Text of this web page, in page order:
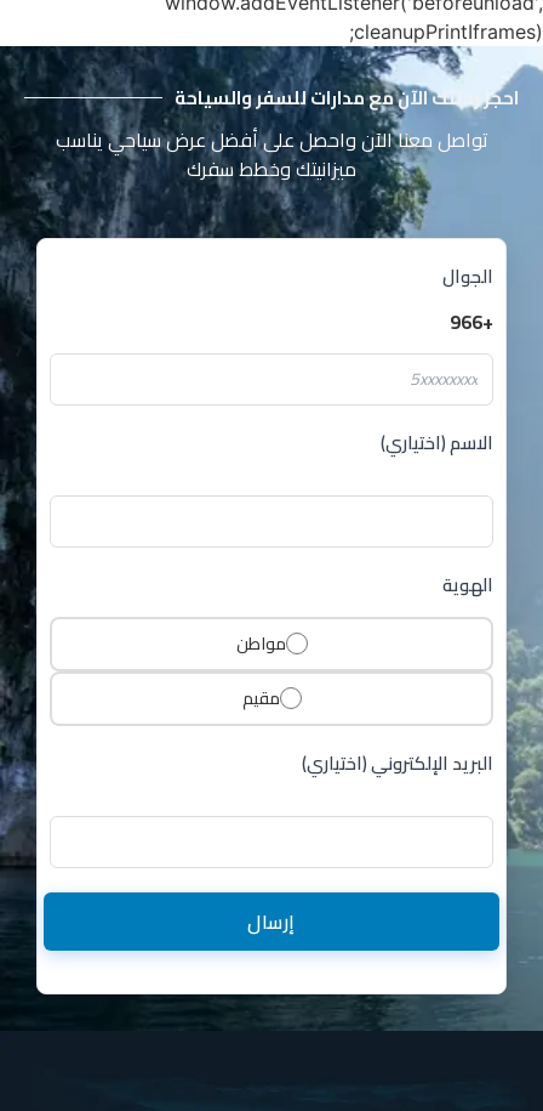
cleanupPrintIframes);
احجز رحلتك الآن مع مدارات للسفر والسياحة
تواصل معنا الآن واحصل على أفضل عرض سياحي يناسب
ميزانيتك وخطط سفرك
الجوال
+966
الاسم (اختياري)
الهوية
مواطن
مقيم
البريد الإلكتروني (اختياري)
إرسال